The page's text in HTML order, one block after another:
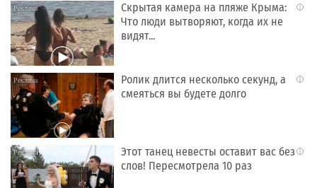
i
Скрытая камера на пляже Крыма:
Что люди вытворяют, когда их не
видят...
i
Ролик длится несколько секунд, а
смеяться вы будете долго
i
Этот танец невесты оставит вас без
слов! Пересмотрела 10 раз